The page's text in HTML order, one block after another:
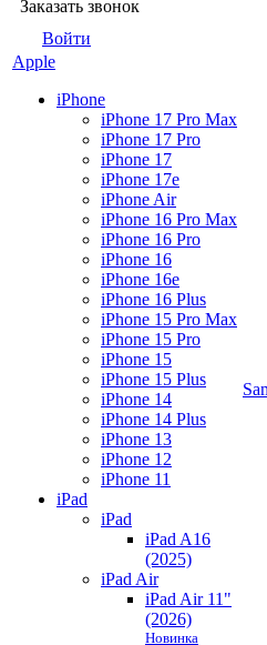
Заказать звонок
Войти
Apple
iPhone
iPhone 17 Pro Max
iPhone 17 Pro
iPhone 17
iPhone 17e
iPhone Air
iPhone 16 Pro Max
iPhone 16 Pro
iPhone 16
iPhone 16e
iPhone 16 Plus
iPhone 15 Pro Max
iPhone 15 Pro
iPhone 15
iPhone 15 Plus
iPhone 14
iPhone 14 Plus
iPhone 13
iPhone 12
iPhone 11
iPad
iPad
iPad A16
(2025)
iPad Air
iPad Air 11"
(2026)
Новинка